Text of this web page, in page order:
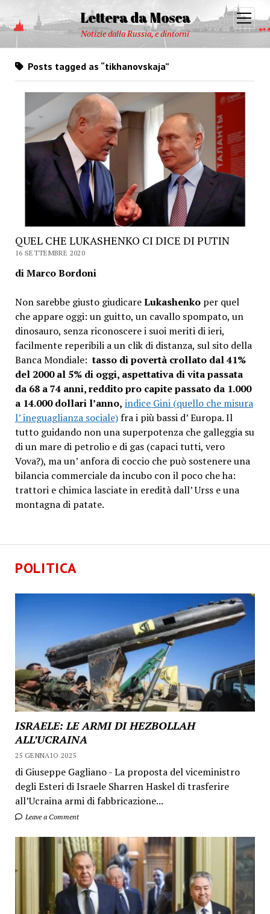
Lettera da Mosca
Notizie dalla Russia, e dintorni
open
menu
POLITICA
ISRAELE: LE ARMI DI HEZBOLLAH
ALL’UCRAINA
25 GENNAIO 2025
di Giuseppe Gagliano - La proposta del viceministro
degli Esteri di Israele Sharren Haskel di trasferire
all’Ucraina armi di fabbricazione...
Leave a Comment
Posts tagged as “tikhanovskaja”
QUEL CHE LUKASHENKO CI DICE DI PUTIN
16 SETTEMBRE 2020
di Marco Bordoni
Non sarebbe giusto giudicareLukashenkoper quel
che appare oggi: un guitto, un cavallo spompato, un
dinosauro, senza riconoscere i suoi meriti di ieri,
facilmente reperibili a un clik di distanza, sul sito della
Banca Mondiale:tasso di povertà crollato dal 41%
del 2000 al 5% di oggi, aspettativa di vita passata
da 68 a 74 anni, reddito pro capite passato da 1.000
a 14.000 dollari l’anno, indice Gini (quello che misura
l’ ineguaglianza sociale)fra i più bassi d’ Europa. Il
tutto guidando non una superpotenza che galleggia su
di un mare di petrolio e di gas (capaci tutti, vero
Vova?), ma un’ anfora di coccio che può sostenere una
bilancia commerciale da incubo con il poco che ha:
trattori e chimica lasciate in eredità dall’ Urss e una
montagna di patate.